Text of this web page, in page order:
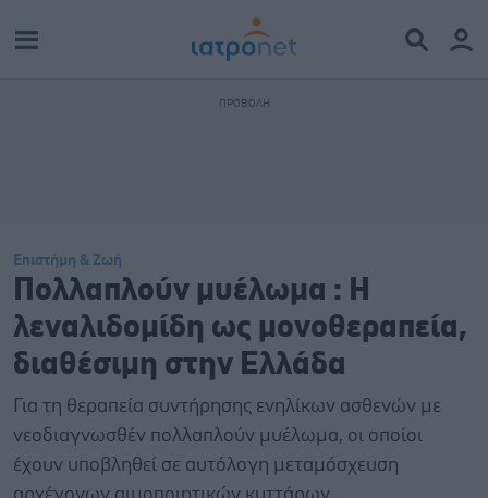
Επιστήμη & Ζωή
Πολλαπλούν μυέλωμα : Η
λεναλιδομίδη ως μονοθεραπεία,
διαθέσιμη στην Ελλάδα
Για τη θεραπεία συντήρησης ενηλίκων ασθενών με
νεοδιαγνωσθέν πολλαπλoύν μυέλωμα, οι οποίοι
έχουν υποβληθεί σε αυτόλογη μεταμόσχευση